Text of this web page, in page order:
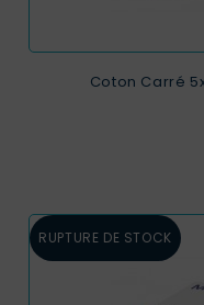
Coton Carré
RUPTURE DE STOCK